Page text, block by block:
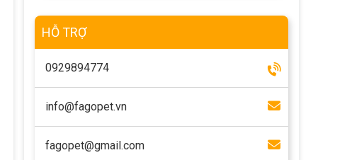
HỖ TRỢ
0929894774
info@fagopet.vn
fagopet@gmail.com